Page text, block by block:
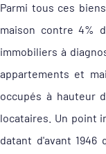
Parmi tous ces
maison contre 4%
immobiliers à
appartements et
occupés à hauteur
locataires. Un point
datant d'avant 1946